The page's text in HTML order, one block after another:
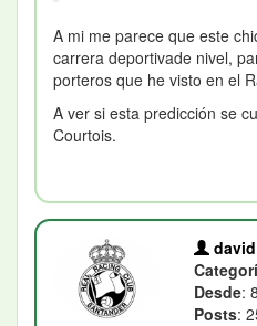
A mi me parece que este
carrera deportivade nivel,
porteros que he visto en el
A ver si esta predicción se
Courtois.
Desde:
Posts: